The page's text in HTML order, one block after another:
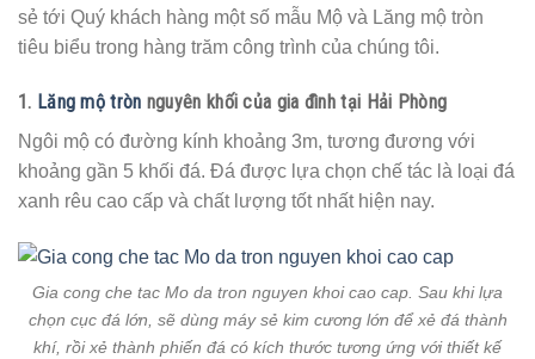
sẻ tới Quý khách hàng một số mẫu Mộ và Lăng mộ tròn
tiêu biểu trong hàng trăm công trình của chúng tôi.
1. Lăng mộ tròn nguyên khối của gia đình tại Hải Phòng
Ngôi mộ có đường kính khoảng 3m, tương đương với
khoảng gần 5 khối đá. Đá được lựa chọn chế tác là loại đá
xanh rêu cao cấp và chất lượng tốt nhất hiện nay.
Gia cong che tac Mo da tron nguyen khoi cao cap. Sau khi lựa
chọn cục đá lớn, sẽ dùng máy sẻ kim cương lớn để xẻ đá thành
khí, rồi xẻ thành phiến đá có kích thước tương ứng với thiết kế